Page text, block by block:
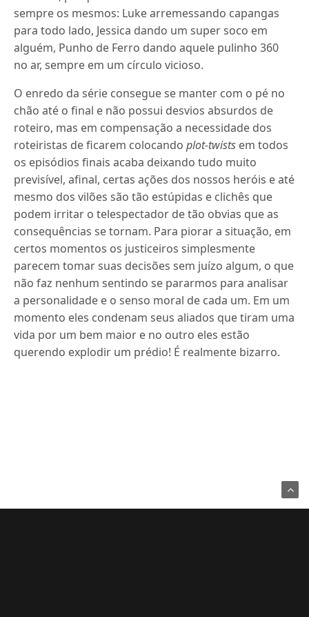
sempre os mesmos: Luke arremessando capangas
para todo lado, Jessica dando um super soco em
alguém, Punho de Ferro dando aquele pulinho 360
no ar, sempre em um círculo vicioso.
O enredo da série consegue se manter com o pé no
chão até o final e não possui desvios absurdos de
roteiro, mas em compensação a necessidade dos
roteiristas de ficarem colocandoplot-twists em todos
os episódios finais acaba deixando tudo muito
previsível, afinal, certas ações dos nossos heróis e até
mesmo dos vilões são tão estúpidas e clichês que
podem irritar o telespectador de tão obvias que as
consequências se tornam. Para piorar a situação, em
certos momentos os justiceiros simplesmente
parecem tomar suas decisões sem juízo algum, o que
não faz nenhum sentindo se pararmos para analisar
a personalidade e o senso moral de cada um. Em um
momento eles condenam seus aliados que tiram uma
vida por um bem maior e no outro eles estão
querendo explodir um prédio! É realmente bizarro.